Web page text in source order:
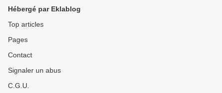
Hébergé par Eklablog
Top articles
Pages
Contact
Signaler un abus
C.G.U.